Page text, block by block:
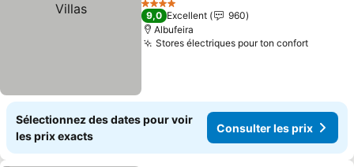
4 Étoiles
9,0 Excellent
960
Albufeira
Stores électriques pour ton confort
Sélectionnez des dates pour voir
les prix exacts
Consulter les prix